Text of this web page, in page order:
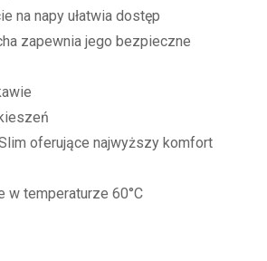
na napy ułatwia dostęp
zapewnia jego bezpieczne
oferujące najwyższy komfort
w temperaturze 60°C